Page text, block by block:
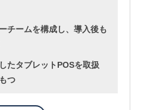
チームを構成し、導入後も
たタブレットPOSを取扱
つ